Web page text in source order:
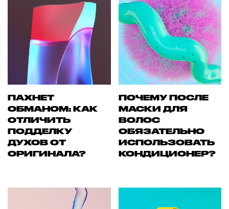
ПАХНЕТ
ОБМАНОМ: КАК
ОТЛИЧИТЬ
ПОДДЕЛКУ
ДУХОВ ОТ
ОРИГИНАЛА?
ПОЧЕМУ ПОСЛЕ
МАСКИ ДЛЯ
ВОЛОС
ОБЯЗАТЕЛЬНО
ИСПОЛЬЗОВАТЬ
КОНДИЦИОНЕР?